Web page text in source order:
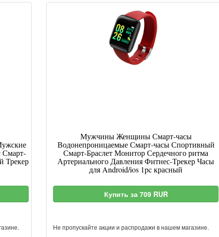
Трекер
Мужчины Женщины Смарт-часы
Водонепроницаемые Смарт-часы Спортивный
Смарт-Браслет Монитор Сердечного ритма
Артериального Давления Фитнес-Трекер Часы
для Android/ios 1pc красный
Купить за 709 RUR
Не пропускайте акции и распродажи в нашем магазине.